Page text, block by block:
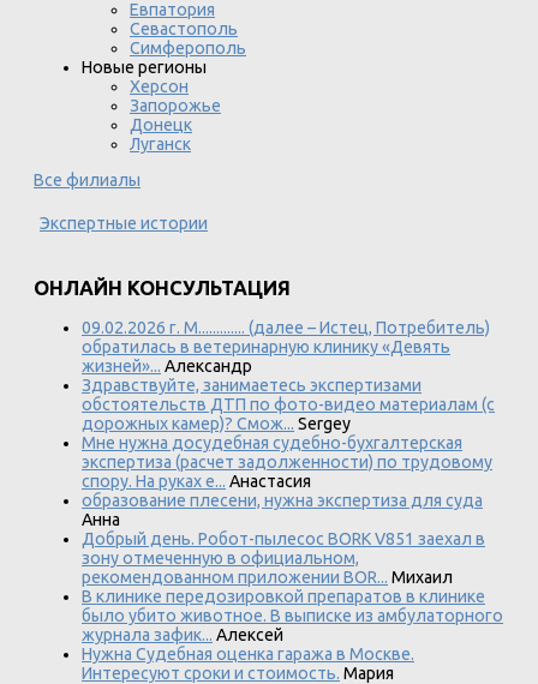
Евпатория
Севастополь
Симферополь
Новые регионы
Херсон
Запорожье
Донецк
Луганск
Все филиалы
Экспертные истории
ОНЛАЙН КОНСУЛЬТАЦИЯ
09.02.2026 г. М............. (далее – Истец, Потребитель)
обратилась в ветеринарную клинику «Девять
жизней»... Александр
Здравствуйте, занимаетесь экспертизами
обстоятельств ДТП по фото-видео материалам (с
дорожных камер)? Смож... Sergey
Мне нужна досудебная судебно-бухгалтерская
экспертиза (расчет задолженности) по трудовому
спору. На руках е... Анастасия
образование плесени, нужна экспертиза для суда
Анна
Добрый день. Робот-пылесос BORK V851 заехал в
зону отмеченную в официальном,
рекомендованном приложении BOR... Михаил
В клинике передозировкой препаратов в клинике
было убито животное. В выписке из амбулаторного
журнала зафик... Алексей
Нужна Судебная оценка гаража в Москве.
Интересуют сроки и стоимость. Мария